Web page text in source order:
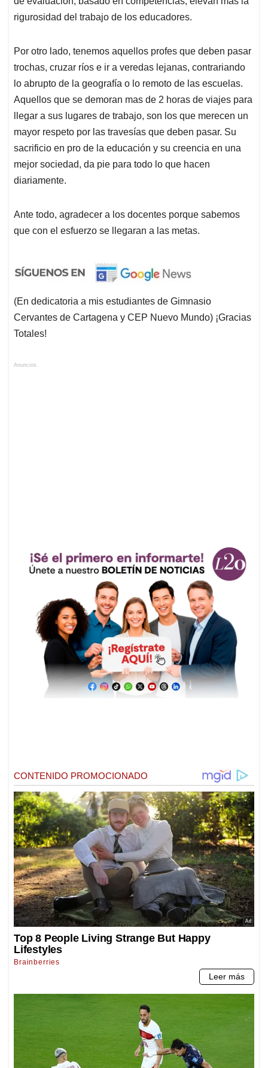
rigurosidad del trabajo de los educadores.
Por otro lado, tenemos aquellos profes que deben pasar
trochas, cruzar ríos e ir a veredas lejanas, contrariando
lo abrupto de la geografía o lo remoto de las escuelas.
Aquellos que se demoran mas de 2 horas de viajes para
llegar a sus lugares de trabajo, son los que merecen un
mayor respeto por las travesías que deben pasar. Su
sacrificio en pro de la educación y su creencia en una
mejor sociedad, da pie para todo lo que hacen
diariamente.
Ante todo, agradecer a los docentes porque sabemos
que con el esfuerzo se llegaran a las metas.
(En dedicatoria a mis estudiantes de Gimnasio
Cervantes de Cartagena y CEP Nuevo Mundo) ¡Gracias
Totales!
Anuncios.